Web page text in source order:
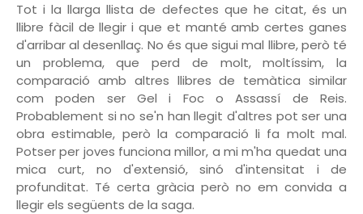
Tot i la llarga llista de defectes que he citat, és un
llibre fàcil de llegir i que et manté amb certes ganes
d'arribar al desenllaç. No és que sigui mal llibre, però té
un problema, que perd de molt, moltíssim, la
comparació amb altres llibres de temàtica similar
com poden ser Gel i Foc o Assassí de Reis.
Probablement si no se'n han llegit d'altres pot ser una
obra estimable, però la comparació li fa molt mal.
Potser per joves funciona millor, a mi m'ha quedat una
mica curt, no d'extensió, sinó d'intensitat i de
profunditat. Té certa gràcia però no em convida a
llegir els següents de la saga.